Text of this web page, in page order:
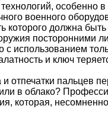
особенно
военного
которого должна
посторонними
с использованием
и ключ
отпечатки пальцев
в облако?
которая,